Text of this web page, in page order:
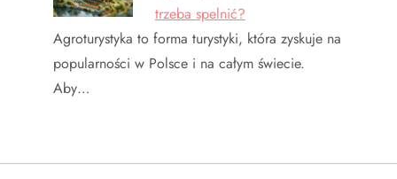
trzeba spelnić?
Agroturystyka to forma turystyki, która zyskuje na
popularności w Polsce i na całym świecie.
Aby…